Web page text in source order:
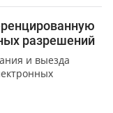
разрешений
и выезда